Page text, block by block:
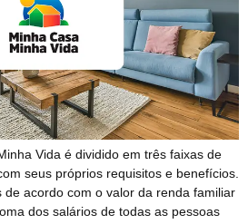
Vida é dividido em três faixas de
seus próprios requisitos e benefícios.
de acordo com o valor da renda familiar
dos salários de todas as pessoas